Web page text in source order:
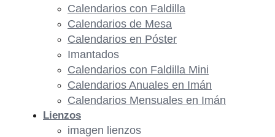
Calendarios con Faldilla
Calendarios de Mesa
Calendarios en Póster
Imantados
Calendarios con Faldilla Mini
Calendarios Anuales en Imán
Calendarios Mensuales en Imán
Lienzos
imagen lienzos